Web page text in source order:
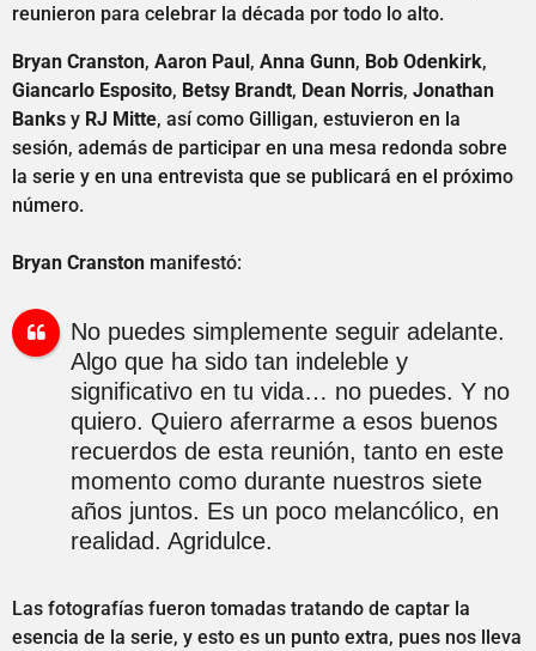
reunieron para celebrar la década por todo lo alto.
Bryan Cranston, Aaron Paul, Anna Gunn, Bob Odenkirk,
Giancarlo Esposito, Betsy Brandt, Dean Norris, Jonathan
Banks y RJ Mitte, así como Gilligan, estuvieron en la
sesión, además de participar en una mesa redonda sobre
la serie y en una entrevista que se publicará en el próximo
número.
Bryan Cranston manifestó:
No puedes simplemente seguir adelante.
Algo que ha sido tan indeleble y
significativo en tu vida… no puedes. Y no
quiero. Quiero aferrarme a esos buenos
recuerdos de esta reunión, tanto en este
momento como durante nuestros siete
años juntos. Es un poco melancólico, en
realidad. Agridulce.
Las fotografías fueron tomadas tratando de captar la
esencia de la serie, y esto es un punto extra, pues nos lleva